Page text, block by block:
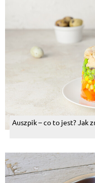
Auszpik – co to jest? Jak